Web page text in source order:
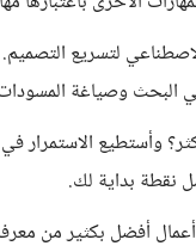
لتسريع التصميم.
البحث وصياغة
وأستطيع الاستمرار
نقطة بداية لك.
أعمال أفضل بكثير من